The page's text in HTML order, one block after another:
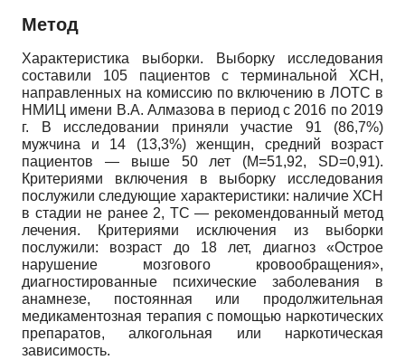
Метод
Характеристика выборки. Выборку исследования
составили 105 пациентов с терминальной ХСН,
направленных на комиссию по включению в ЛОТС в
НМИЦ имени В.А. Алмазова в период с 2016 по 2019
г. В исследовании приняли участие 91 (86,7%)
мужчина и 14 (13,3%) женщин, средний возраст
пациентов — выше 50 лет (M=51,92, SD=0,91).
Критериями включения в выборку исследования
послужили следующие характеристики: наличие ХСН
в стадии не ранее 2, ТС — рекомендованный метод
лечения. Критериями исключения из выборки
послужили: возраст до 18 лет, диагноз «Острое
нарушение мозгового кровообращения»,
диагностированные психические заболевания в
анамнезе, постоянная или продолжительная
медикаментозная терапия с помощью наркотических
препаратов, алкогольная или наркотическая
зависимость.